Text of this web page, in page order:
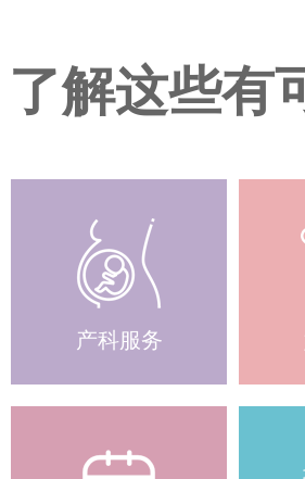
了解这些有
产科服务